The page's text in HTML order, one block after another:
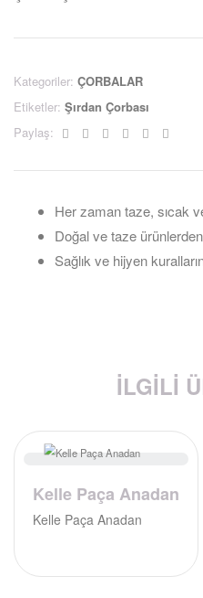
Kategoriler: ÇORBALAR
Etiketler: Şırdan Çorbası
Paylaş:
Facebook
TwitterLinkedinGoogle+Pinterest
Her zaman taze, sıcak
Doğal ve taze ürünlerden
Sağlık ve hijyen
İLGILI
Kelle Paça Anadan
Kelle Paça Anadan